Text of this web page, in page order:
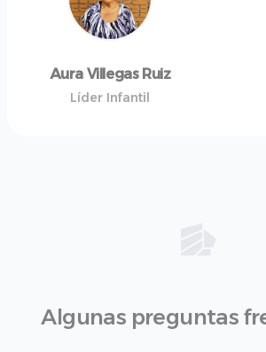
Aura Villegas Ruiz
Líder Infantil
Algunas preguntas